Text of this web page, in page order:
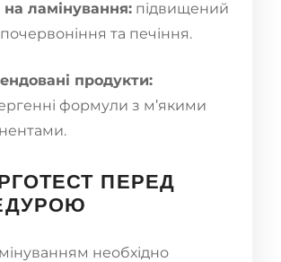
ламінування: підвищений
та печіння.
продукти:
формули з м’якими
ПЕРЕД
необхідно